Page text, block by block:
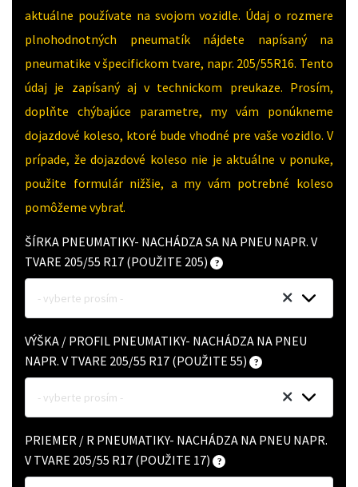
aktuálne používate na svojom vozidle. Údaj o rozmere
plnohodnotných pneumatík nájdete napísaný na
pneumatike v špecifickom tvare, napr. 205/55R16. Tento
údaj je zapísaný aj v technickom preukaze. Prosím,
doplňte chýbajúce parametre, my vám ponúkneme
dojazdové koleso, ktoré bude vhodné pre vaše vozidlo. V
prípade, že dojazdové koleso nie je aktuálne v ponuke,
použite formulár nižšie, a my vám potrebné koleso
pomôžeme vybrať.
ŠÍRKA PNEUMATIKY- NACHÁDZA SA NA PNEU NAPR. V
TVARE 205/55 R17 (POUŽITE 205)
- vyberte prosím -
VÝŠKA / PROFIL PNEUMATIKY- NACHÁDZA NA PNEU
NAPR. V TVARE 205/55 R17 (POUŽITE 55)
- vyberte prosím -
PRIEMER / R PNEUMATIKY- NACHÁDZA NA PNEU NAPR.
V TVARE 205/55 R17 (POUŽITE 17)